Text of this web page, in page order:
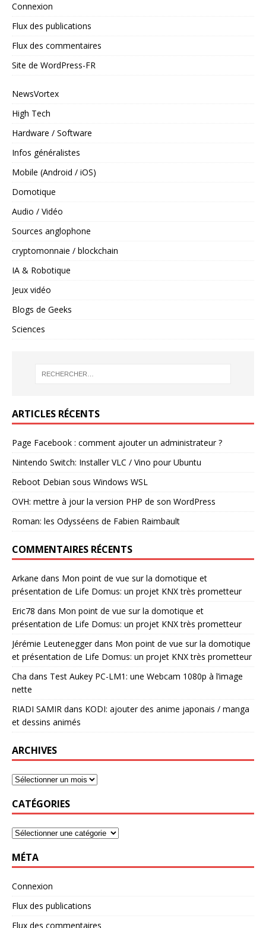
Connexion
Flux des publications
Flux des commentaires
Site de WordPress-FR
NewsVortex
High Tech
Hardware / Software
Infos généralistes
Mobile (Android / iOS)
Domotique
Audio / Vidéo
Sources anglophone
cryptomonnaie / blockchain
IA & Robotique
Jeux vidéo
Blogs de Geeks
Sciences
ARTICLES RÉCENTS
Page Facebook : comment ajouter un administrateur ?
Nintendo Switch: Installer VLC / Vino pour Ubuntu
Reboot Debian sous Windows WSL
OVH: mettre à jour la version PHP de son WordPress
Roman: les Odysséens de Fabien Raimbault
COMMENTAIRES RÉCENTS
Arkane dans Mon point de vue sur la domotique et
présentation de Life Domus: un projet KNX très prometteur
Eric78 dans Mon point de vue sur la domotique et
présentation de Life Domus: un projet KNX très prometteur
Jérémie Leuteneggerdans Mon point de vue sur la domotique
et présentation de Life Domus: un projet KNX très prometteur
Cha dans Test Aukey PC-LM1: une Webcam 1080p à l’image
nette
RIADI SAMIR dans KODI: ajouter des anime japonais / manga
et dessins animés
ARCHIVES
CATÉGORIES
MÉTA
Connexion
Flux des publications
Flux des commentaires